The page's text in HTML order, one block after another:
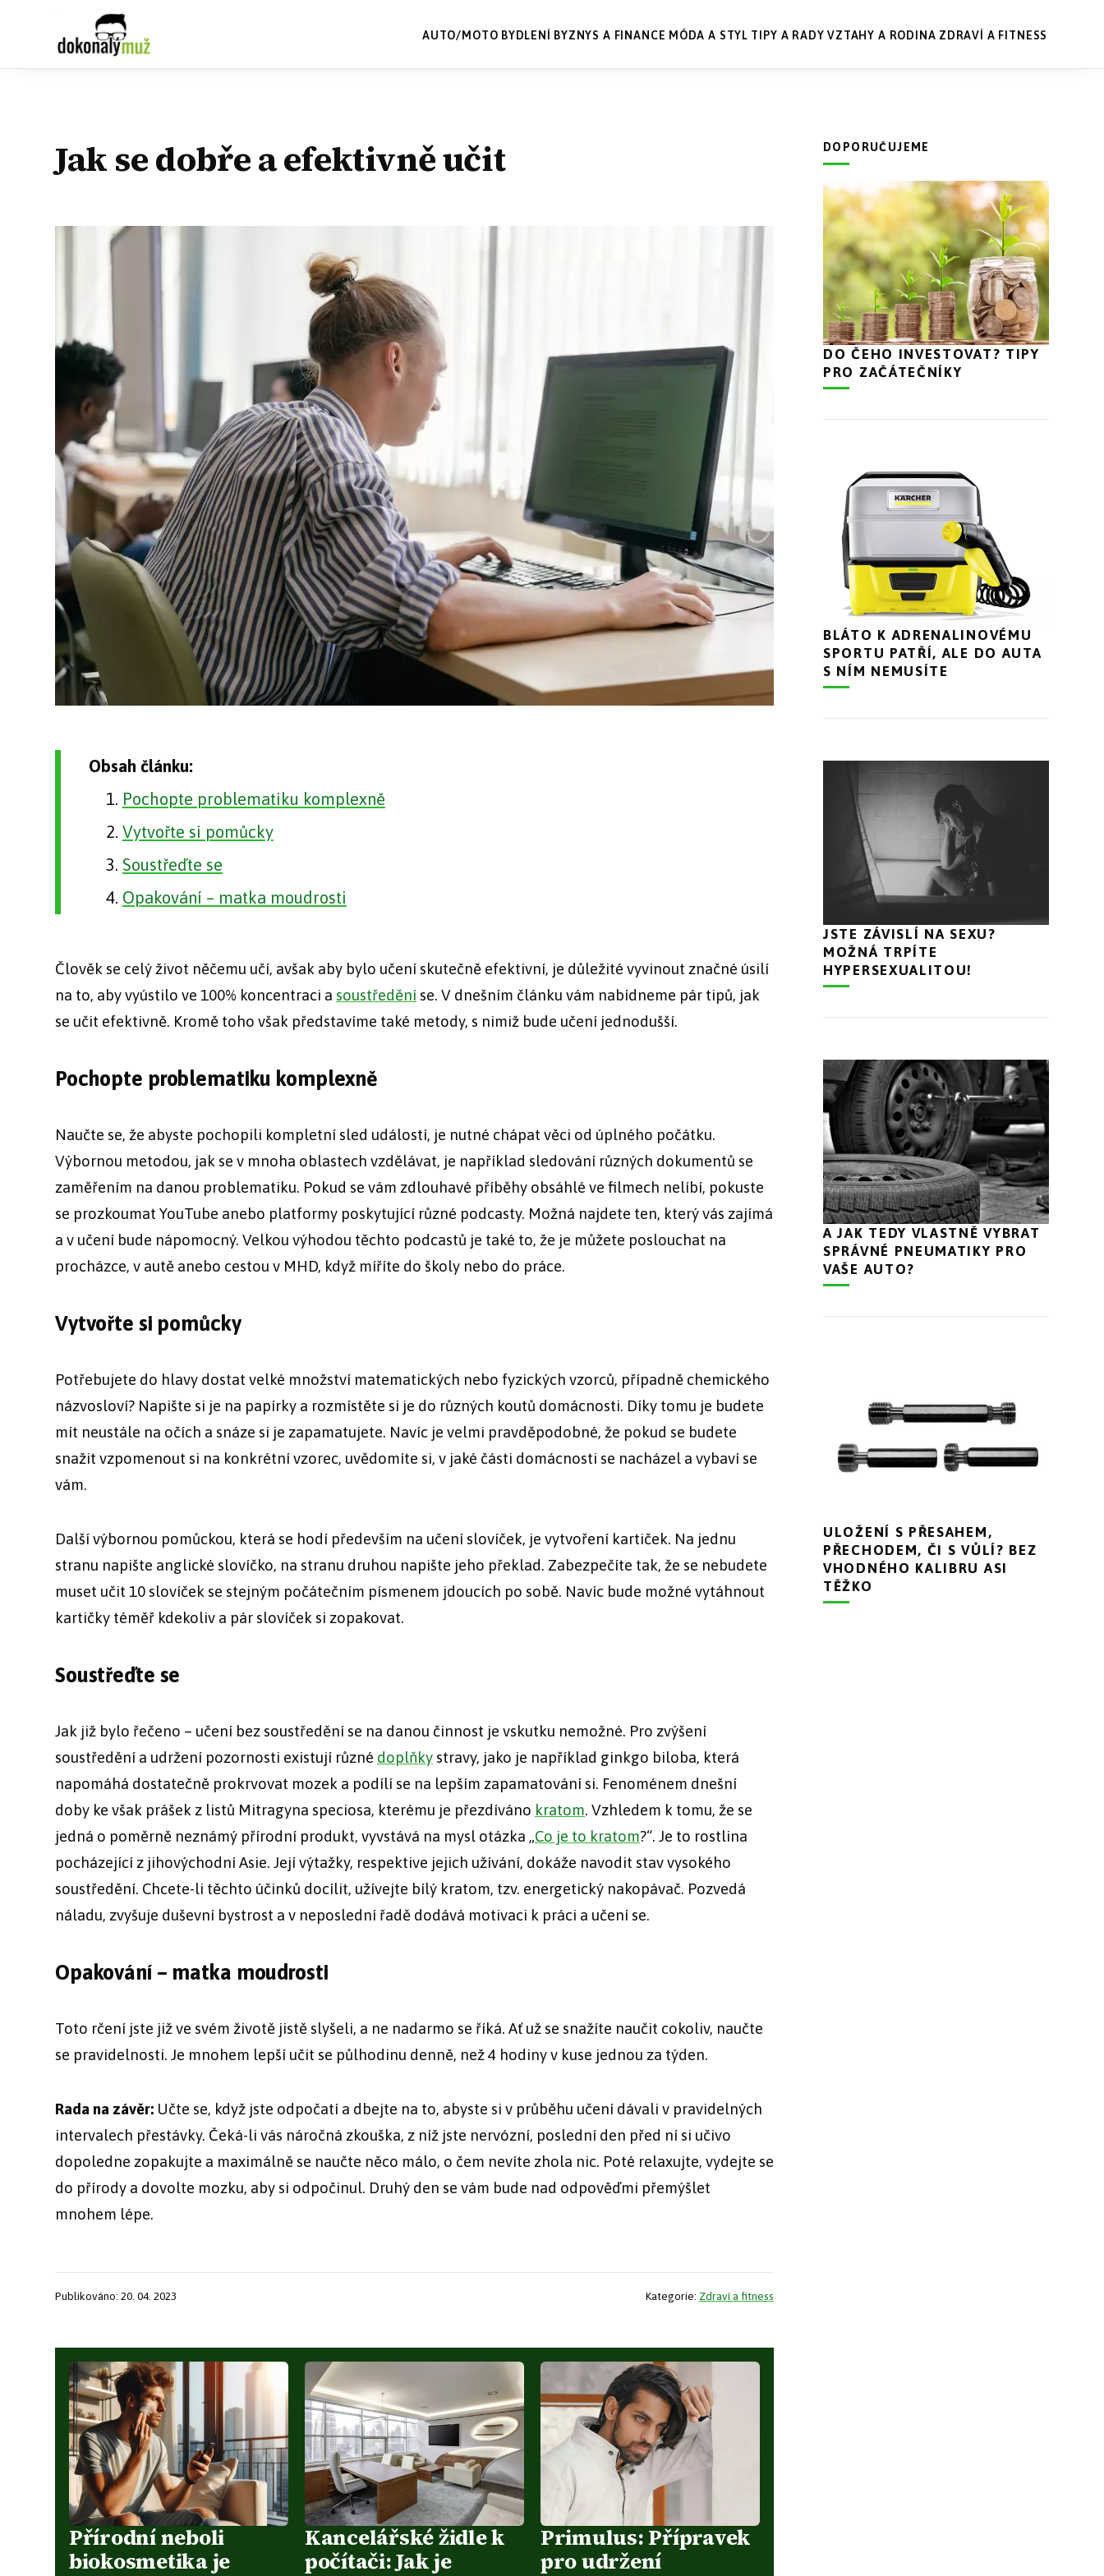
AUTO/MOTO BYDLENÍ BYZNYS A FINANCE MÓDA A STYL TIPY A RADY VZTAHY A RODINA ZDRAVÍ A FITNESS
Jak se dobře a efektivně učit
Obsah článku:
Pochopte problematiku komplexně
Vytvořte si pomůcky
Soustřeďte se
Opakování – matka moudrosti
Člověk se celý život něčemu učí, avšak aby bylo učení skutečně efektivní, je důležité vyvinout značné úsilí
na to, aby vyústilo ve 100% koncentraci a soustředění se. V dnešním článku vám nabídneme pár tipů, jak
se učit efektivně. Kromě toho však představíme také metody, s nimiž bude učení jednodušší.
Pochopte problematiku komplexně
Naučte se, že abyste pochopili kompletní sled událostí, je nutné chápat věci od úplného počátku.
Výbornou metodou, jak se v mnoha oblastech vzdělávat, je například sledování různých dokumentů se
zaměřením na danou problematiku. Pokud se vám zdlouhavé příběhy obsáhlé ve filmech nelíbí, pokuste
se prozkoumat YouTube anebo platformy poskytující různé podcasty. Možná najdete ten, který vás zajímá
a v učení bude nápomocný. Velkou výhodou těchto podcastů je také to, že je můžete poslouchat na
procházce, v autě anebo cestou v MHD, když míříte do školy nebo do práce.
Vytvořte si pomůcky
Potřebujete do hlavy dostat velké množství matematických nebo fyzických vzorců, případně chemického
názvosloví? Napište si je na papírky a rozmístěte si je do různých koutů domácnosti. Díky tomu je budete
mít neustále na očích a snáze si je zapamatujete. Navíc je velmi pravděpodobné, že pokud se budete
snažit vzpomenout si na konkrétní vzorec, uvědomíte si, v jaké části domácnosti se nacházel a vybaví se
vám.
Další výbornou pomůckou, která se hodí především na učení slovíček, je vytvoření kartiček. Na jednu
stranu napište anglické slovíčko, na stranu druhou napište jeho překlad. Zabezpečíte tak, že se nebudete
muset učit 10 slovíček se stejným počátečním písmenem jdoucích po sobě. Navíc bude možné vytáhnout
kartičky téměř kdekoliv a pár slovíček si zopakovat.
Soustřeďte se
Jak již bylo řečeno – učení bez soustředění se na danou činnost je vskutku nemožné. Pro zvýšení
soustředění a udržení pozornosti existují různé doplňky stravy, jako je například ginkgo biloba, která
napomáhá dostatečně prokrvovat mozek a podílí se na lepším zapamatování si. Fenoménem dnešní
doby ke však prášek z listů Mitragyna speciosa, kterému je přezdíváno kratom. Vzhledem k tomu, že se
jedná o poměrně neznámý přírodní produkt, vyvstává na mysl otázka „Co je to kratom?“. Je to rostlina
pocházející z jihovýchodní Asie. Její výtažky, respektive jejich užívání, dokáže navodit stav vysokého
soustředění. Chcete-li těchto účinků docílit, užívejte bílý kratom, tzv. energetický nakopávač. Pozvedá
náladu, zvyšuje duševní bystrost a v neposlední řadě dodává motivaci k práci a učení se.
Opakování – matka moudrosti
Toto rčení jste již ve svém životě jistě slyšeli, a ne nadarmo se říká. Ať už se snažíte naučit cokoliv, naučte
se pravidelnosti. Je mnohem lepší učit se půlhodinu denně, než 4 hodiny v kuse jednou za týden.
Rada na závěr: Učte se, když jste odpočatí a dbejte na to, abyste si v průběhu učení dávali v pravidelných
intervalech přestávky. Čeká-li vás náročná zkouška, z níž jste nervózní, poslední den před ní si učivo
dopoledne zopakujte a maximálně se naučte něco málo, o čem nevíte zhola nic. Poté relaxujte, vydejte se
do přírody a dovolte mozku, aby si odpočinul. Druhý den se vám bude nad odpověďmi přemýšlet
mnohem lépe.
Publikováno: 20. 04. 2023 Kategorie: Zdraví a fitness
Přírodní neboli
biokosmetika je
Kancelářské židle k
počítači: Jak je
Primulus: Přípravek
pro udržení
DOPORUČUJEME
DO ČEHO INVESTOVAT? TIPY
PRO ZAČÁTEČNÍKY
BLÁTO K ADRENALINOVÉMU
SPORTU PATŘÍ, ALE DO AUTA
S NÍM NEMUSÍTE
JSTE ZÁVISLÍ NA SEXU?
MOŽNÁ TRPÍTE
HYPERSEXUALITOU!
A JAK TEDY VLASTNĚ VYBRAT
SPRÁVNÉ PNEUMATIKY PRO
VAŠE AUTO?
ULOŽENÍ S PŘESAHEM,
PŘECHODEM, ČI S VŮLÍ? BEZ
VHODNÉHO KALIBRU ASI
TĚŽKO